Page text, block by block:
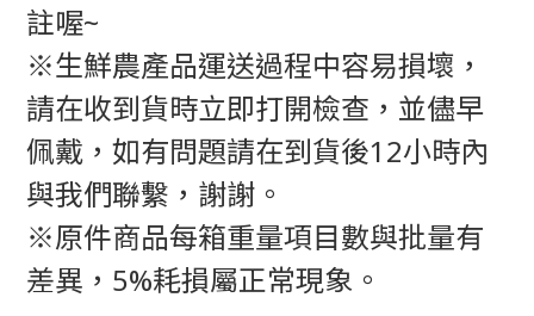
註喔~
※生鮮農產品運送過程中容易損壞，
請在收到貨時立即打開檢查，並儘早
佩戴，如有問題請在到貨後12小時內
與我們聯繫，謝謝。
※原件商品每箱重量項目數與批量有
差異，5%耗損屬正常現象。